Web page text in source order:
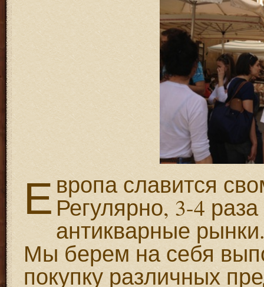
Европа славится
Регулярно, 3-4
антикварные
Мы берем на себя
покупку различных